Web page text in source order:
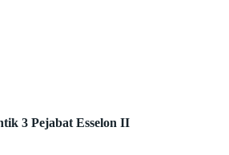
3 Pejabat Esselon II